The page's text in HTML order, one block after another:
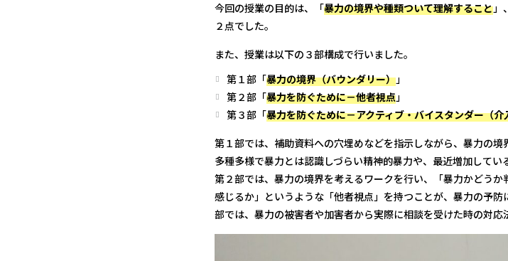
今回の授業の目的は、「暴力の境界や種類ついて理解すること」
２点でした。
また、授業は以下の３部構成で行いました。
第１部「暴力の境界（バウンダリー）」
第２部「暴力を防ぐために－他者視点」
第３部「暴力を防ぐために－アクティブ・バイスタンダー（
第１部では、補助資料への穴埋めなどを指示しながら、暴力の境
多種多様で暴力とは認識しづらい精神的暴力や、最近増加してい
第２部では、暴力の境界を考えるワークを行い、「暴力かどう
感じるか」というような「他者視点」を持つことが、暴力の予
部では、暴力の被害者や加害者から実際に相談を受けた時の対応